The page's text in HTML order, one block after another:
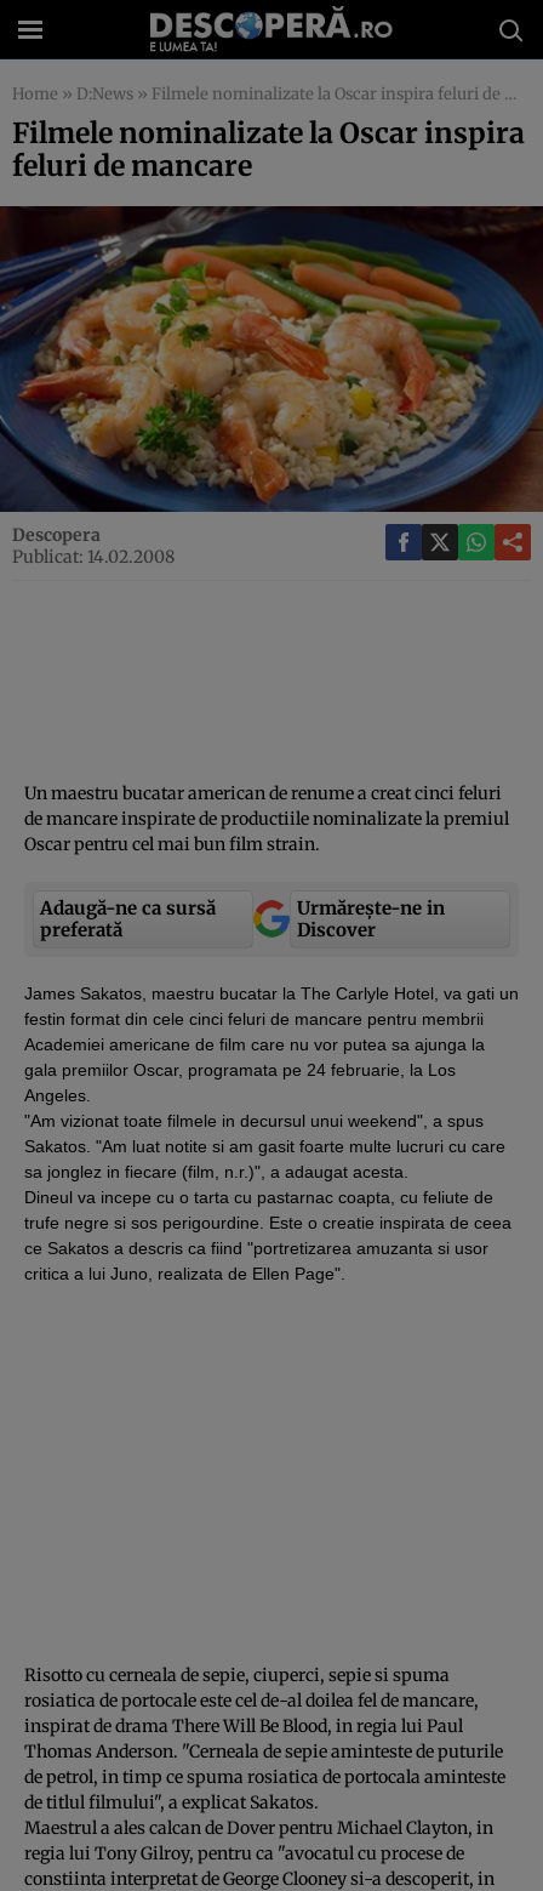
Home » D:News » Filmele nominalizate la Oscar inspira feluri de mancare
Filmele nominalizate la Oscar inspira
feluri de mancare
Descopera
Publicat: 14.02.2008
Un maestru bucatar american de renume a creat cinci feluri
de mancare inspirate de productiile nominalizate la premiul
Oscar pentru cel mai bun film strain.
Adaugă-ne ca sursă
preferată
Urmărește-ne in
Discover
James Sakatos, maestru bucatar la The Carlyle Hotel, va gati un
festin format din cele cinci feluri de mancare pentru membrii
Academiei americane de film care nu vor putea sa ajunga la
gala premiilor Oscar, programata pe 24 februarie, la Los
Angeles.
"Am vizionat toate filmele in decursul unui weekend", a spus
Sakatos. "Am luat notite si am gasit foarte multe lucruri cu care
sa jonglez in fiecare (film, n.r.)", a adaugat acesta.
Dineul va incepe cu o tarta cu pastarnac coapta, cu feliute de
trufe negre si sos perigourdine. Este o creatie inspirata de ceea
ce Sakatos a descris ca fiind "portretizarea amuzanta si usor
critica a lui Juno, realizata de Ellen Page".
Risotto cu cerneala de sepie, ciuperci, sepie si spuma
rosiatica de portocale este cel de-al doilea fel de mancare,
inspirat de drama There Will Be Blood, in regia lui Paul
Thomas Anderson. "Cerneala de sepie aminteste de puturile
de petrol, in timp ce spuma rosiatica de portocala aminteste
de titlul filmului", a explicat Sakatos.
Maestrul a ales calcan de Dover pentru Michael Clayton, in
regia lui Tony Gilroy, pentru ca "avocatul cu procese de
constiinta interpretat de George Clooney si-a descoperit, in